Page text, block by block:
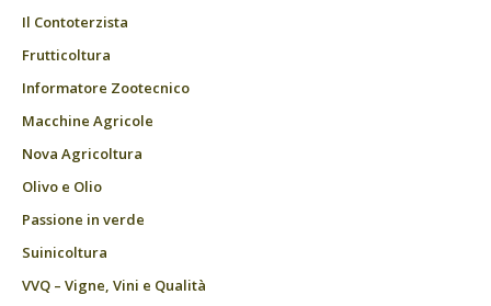
Il Contoterzista
Frutticoltura
Informatore Zootecnico
Macchine Agricole
Nova Agricoltura
Olivo e Olio
Passione in verde
Suinicoltura
VVQ – Vigne, Vini e Qualità